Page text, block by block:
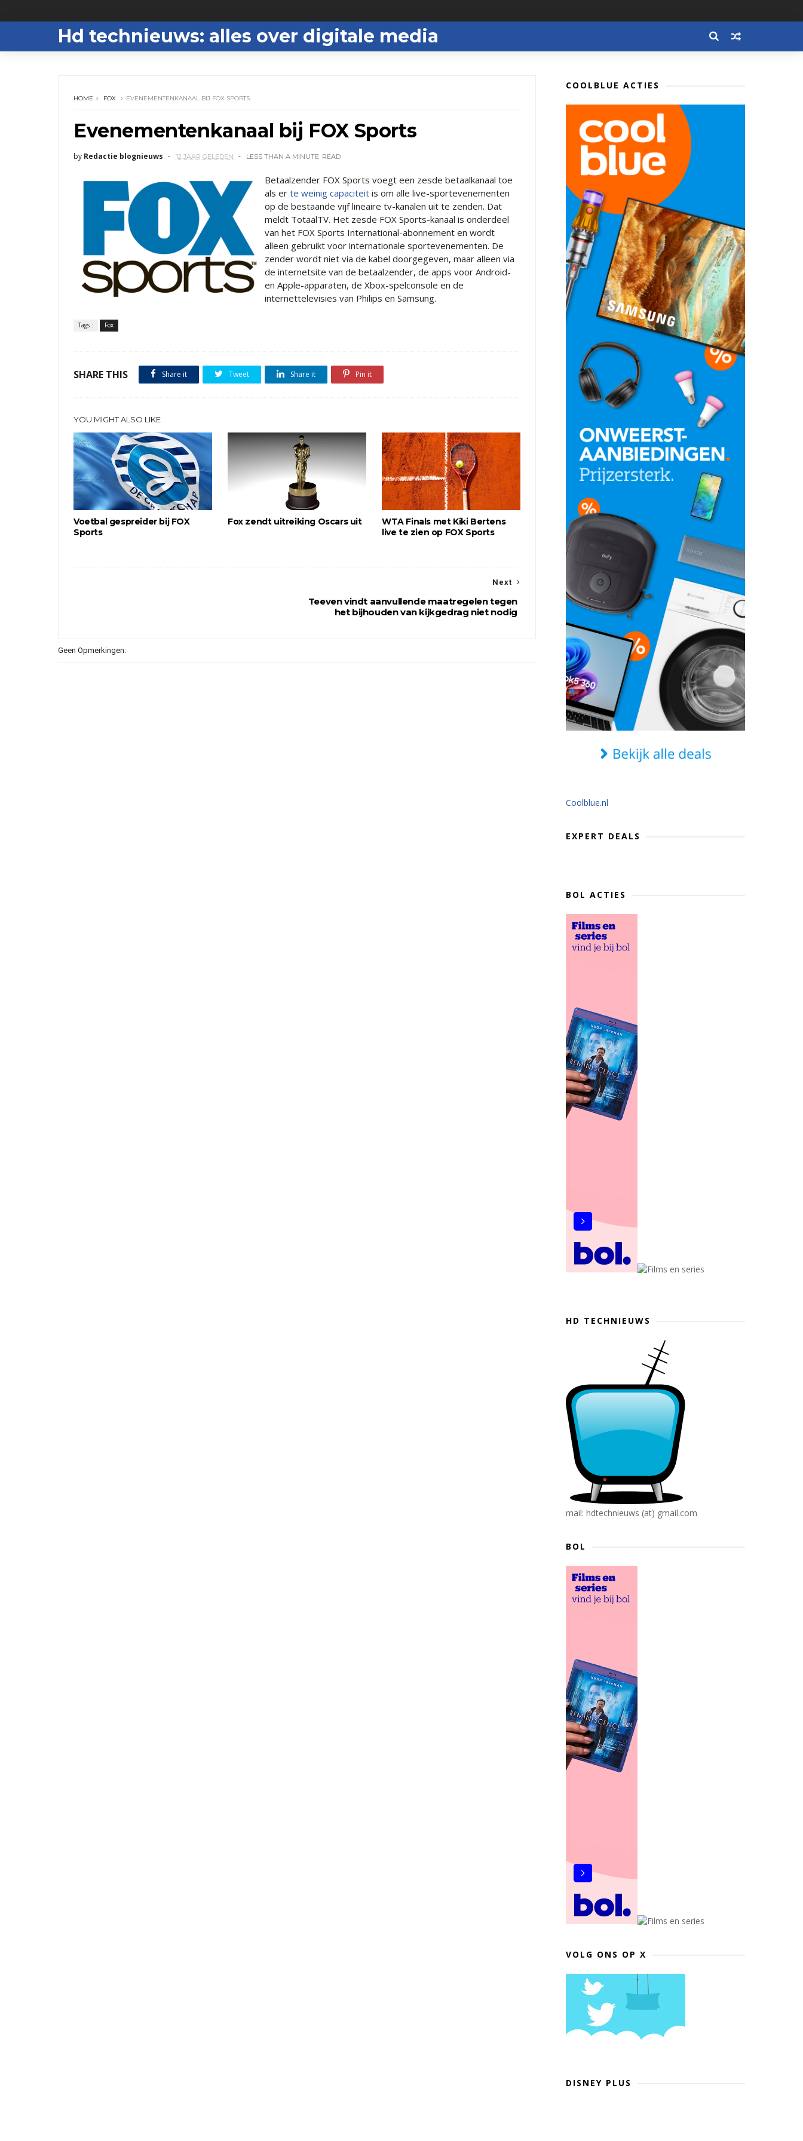
Hd technieuws: alles over digitale media
HOME FOX EVENEMENTENKANAAL BIJ FOX SPORTS
Evenementenkanaal bij FOX Sports
by Redactie blognieuws 12 JAAR GELEDEN LESS THAN A MINUTE READ
Betaalzender FOX Sports voegt een zesde betaalkanaal toe
als er te weinig capaciteit is om alle live-sportevenementen
op de bestaande vijf lineaire tv-kanalen uit te zenden. Dat
meldt TotaalTV. Het zesde FOX Sports-kanaal is onderdeel
van het FOX Sports International-abonnement en wordt
alleen gebruikt voor internationale sportevenementen. De
zender wordt niet via de kabel doorgegeven, maar alleen via
de internetsite van de betaalzender, de apps voor Android-
en Apple-apparaten, de Xbox-spelconsole en de
internettelevisies van Philips en Samsung.
Tags : Fox
SHARE THIS Share it Tweet Share it Pin it
YOU MIGHT ALSO LIKE
Voetbal gespreider bij FOX
Sports
Fox zendt uitreiking Oscars uit
WTA Finals met Kiki Bertens
live te zien op FOX Sports
Next
Teeven vindt aanvullende maatregelen tegen
het bijhouden van kijkgedrag niet nodig
Geen Opmerkingen:
COOLBLUE ACTIES
Coolblue.nl
EXPERT DEALS
BOL ACTIES
HD TECHNIEUWS
mail: hdtechnieuws (at) gmail.com
BOL
VOLG ONS OP X
DISNEY PLUS